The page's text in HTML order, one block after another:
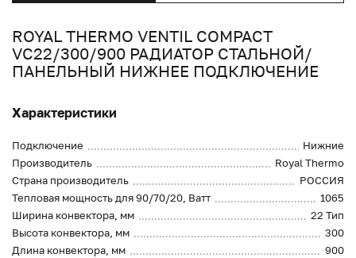
ROYAL THERMO VENTIL COMPACT
VC22/300/900 РАДИАТОР СТАЛЬНОЙ/
ПАНЕЛЬНЫЙ НИЖНЕЕ ПОДКЛЮЧЕНИЕ
Характеристики
Подключение
Нижние
Производитель
Royal Thermo
Страна производитель
РОССИЯ
Тепловая мощность для 90/70/20, Ватт
1065
Ширина конвектора, мм
22 Тип
Высота конвектора, мм
300
Длина конвектора, мм
900